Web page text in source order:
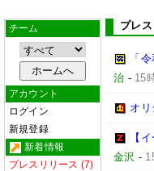
チーム
アカウント
ログイン
新規登録
新着情報
プレスリリース (7)
プレ
「
治 - 15
オ
【
金沢 -